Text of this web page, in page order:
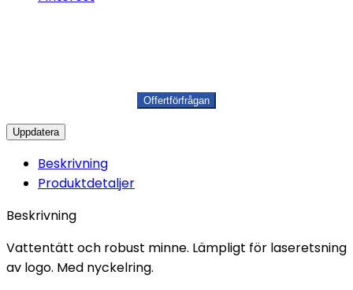
Beskrivning
Produktdetaljer
Beskrivning
Vattentätt och robust minne. Lämpligt för laseretsning
av logo. Med nyckelring.